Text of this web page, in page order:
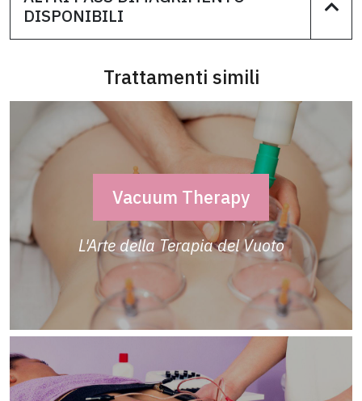
DISPONIBILI
Trattamenti simili
Vacuum Therapy
L'Arte della Terapia del Vuoto